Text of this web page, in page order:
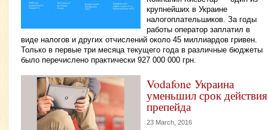
крупнейших в Украине
налогоплательшиков. За годы
работы оператор заплатил в
виде налогов и других отчислений около 45 миллиардов гривен.
Только в первые три месяца текущего года в различные бюджеты
было перечислено практически 927 000 000 грн.
Vodafone Украина
уменьшил срок действия
препейда
23 March, 2016